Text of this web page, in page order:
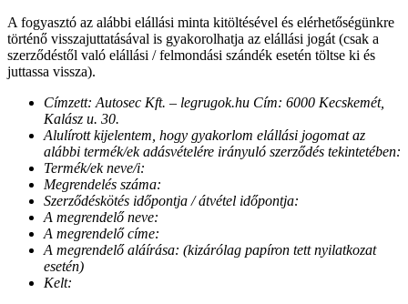
A fogyasztó az alábbi elállási minta kitöltésével és elérhetőségünkre
történő visszajuttatásával is gyakorolhatja az elállási jogát (csak a
szerződéstől való elállási / felmondási szándék esetén töltse ki és
juttassa vissza).
Címzett: Autosec Kft. – legrugok.hu Cím: 6000 Kecskemét,
Kalász u. 30.
Alulírott kijelentem, hogy gyakorlom elállási jogomat az
alábbi termék/ek adásvételére irányuló szerződés tekintetében:
Termék/ek neve/i:
Megrendelés száma:
Szerződéskötés időpontja / átvétel időpontja:
A megrendelő neve:
A megrendelő címe:
A megrendelő aláírása: (kizárólag papíron tett nyilatkozat
esetén)
Kelt: